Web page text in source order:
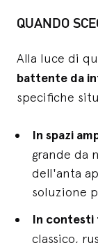
QUANDO
Alla luce di
battente da
specifiche
In spazi
grande da
dell'anta
soluzione
In contesti
classico,